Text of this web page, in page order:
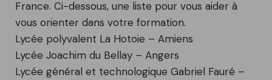
France. Ci-dessous, une liste pour vous aider à
vous orienter dans votre formation.
Lycée polyvalent La Hotoie – Amiens
Lycée Joachim du Bellay – Angers
Lycée général et technologique Gabriel Fauré –